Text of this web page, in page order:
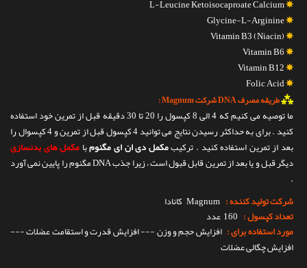
✵
✵
✵
✵
✵
✵
⁂طریقه مصرف DNA شرکت Magnum :
ما توصیه می کنیم که 4 الی 8 کپسول را 20 تا 30 دقیقه قبل از تمرین خود استفاده
کنید . برای به حداکثر رسیدن نتایج می توانید 4 کپسول قبل از تمرین و 4 کپسوال را
بعد از تمرین استفاده کنید . ترکیبمکمل دی ان ای مگنومبامکمل های بدنسازی
دیگر قبل و یا بعد از تمرین قابل قبول است ، زیرا جذب DNA مگنوم را پایین نمی آورد
.
شرکت تولید کننده : Magnum کانادا
تعداد کپسول : 160 عدد
مورد استفاده برای : افزایش حجم و وزن --- افزایش قدرت و استقامت عضلات ---
افزایش چگالی عضلات